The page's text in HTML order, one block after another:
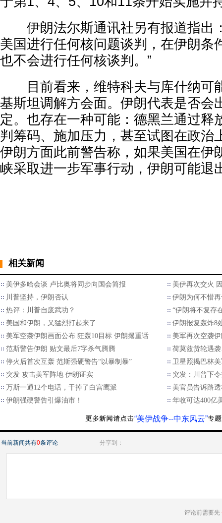
伊朗法尔斯通讯社另有报道指出
美国进行任何核问题谈判，在伊朗条
也不会进行任何核谈判。”
目前看来，维特科夫与库什纳可
基斯坦调解方会面。伊朗代表是否会
定。也存在一种可能：德黑兰通过释
判筹码、施加压力，甚至试图在政治
伊朗方面此前警告称，如果美国在伊
峡采取进一步军事行动，伊朗可能退
相关新闻
美伊多哈会谈 卢比奥将同步向国会简报
美伊再次交火
川普坚持，伊朗否认
伊朗为何不惜
热评：川普自废武功？
“伊朗将不复存
美国和伊朗，又猛烈打起来了
伊朗报复轰炸8
美军空袭伊朗画面公布 狂轰10目标 伊朗撂重话
美军再次空袭
范斯警告伊朗 贴文最后7字杀气腾腾
荷莫兹货轮遇
停火后首次互轰 范斯强硬警告“以暴制暴”
卫星照揭巴林
突发 攻击美军阵地 伊朗证实
突发：川普下
万斯一通12个电话，干掉了白宫鹰派
美官员告诉路
伊朗强硬警告引爆油市！
年收可达400亿
“美伊战争--中东风云”
当前新闻共有0条评论 分享到：
评论前需要先